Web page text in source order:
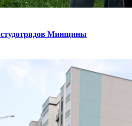
студотрядов Минщины